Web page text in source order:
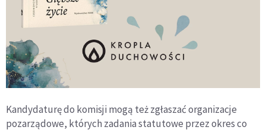
Kandydaturę do komisji mogą też zgłaszać organizacje
pozarządowe, których zadania statutowe przez okres co